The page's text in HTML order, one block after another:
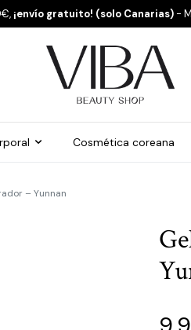
¡envío gratuito! (solo Canarias) -
Cosmética coreana
– Yunnan